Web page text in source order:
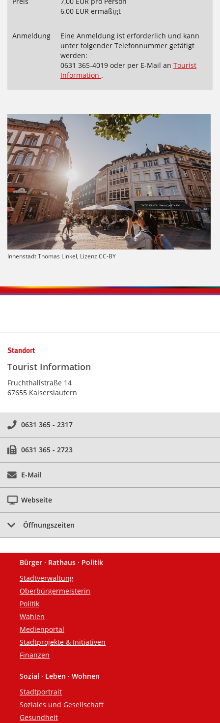
6,00 EUR ermäßigt
Anmeldung
Eine Anmeldung ist erforderlich und kann
unter folgender Telefonnummer getätigt
werden:
0631 365-4019 oder per E-Mail an Tourist
Information .
Innenstadt Thomas Linkel, Lizenz CC-BY
Standort
Tourist Information
Fruchthallstraße 14
67655 Kaiserslautern
0631 365 - 2317
0631 365 - 2723
E-Mail
Webseite
Öffnungszeiten
Fußzeile
Bürger · Rathaus · Politik
Stadtverwaltung
Oberbürgermeisterin
Politik
Wahlen
Medienportal
Stadtprojekte & Initiativen
Finanzen
Sozial · Leben · Wohnen
Stadtportrait
Soziales und Gesellschaft
Gesundheit